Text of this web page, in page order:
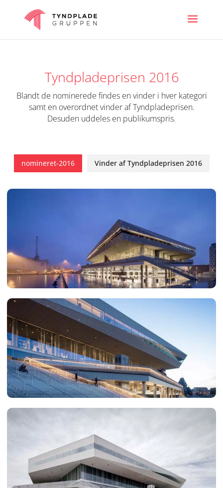
Tyndpladeprisen 2016
Blandt de nominerede findes en vinder i hver kategori
samt en overordnet vinder af Tyndpladeprisen.
Desuden uddeles en publikumspris.
nomineret-2016 Vinder af Tyndpladeprisen 2016